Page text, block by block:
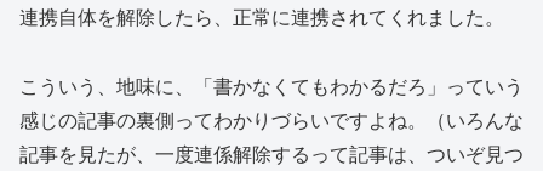
連携自体を解除したら、正常に連携されてくれました。
こういう、地味に、「書かなくてもわかるだろ」っていう
感じの記事の裏側ってわかりづらいですよね。（いろんな
記事を見たが、一度連係解除するって記事は、ついぞ見つ